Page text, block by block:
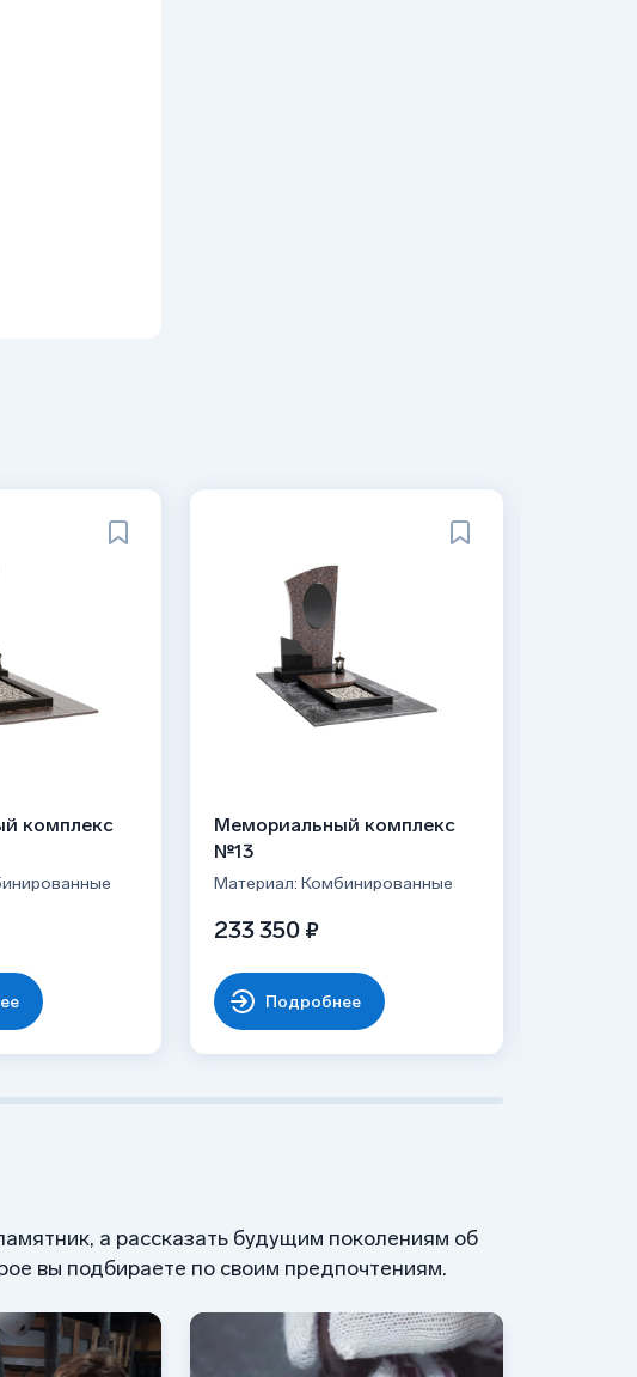
комплекс
Мемориальный комплекс
№13
Материал: Комбинированные
233 350 ₽
Подробнее
а рассказать будущим поколениям об
вы подбираете по своим предпочтениям.